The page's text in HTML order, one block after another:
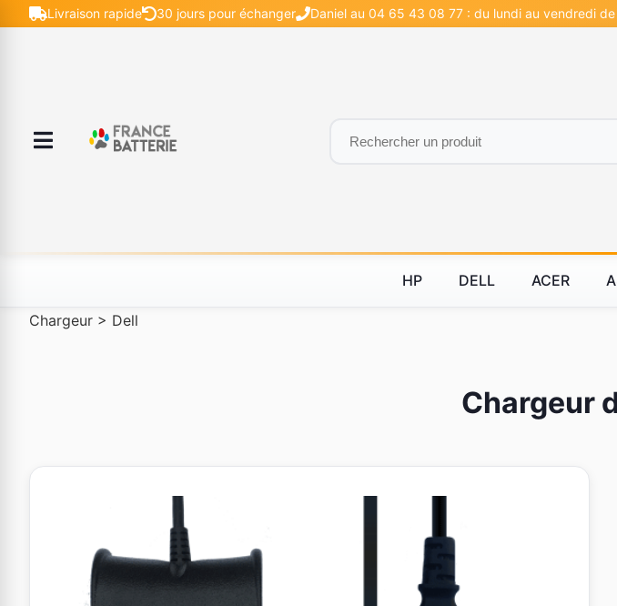
Livraison rapide 30 jours pour échanger Daniel au 04 65 43 08 77 : du lundi au vendredi
HP DELL ACER
Chargeur > Dell
Chargeur